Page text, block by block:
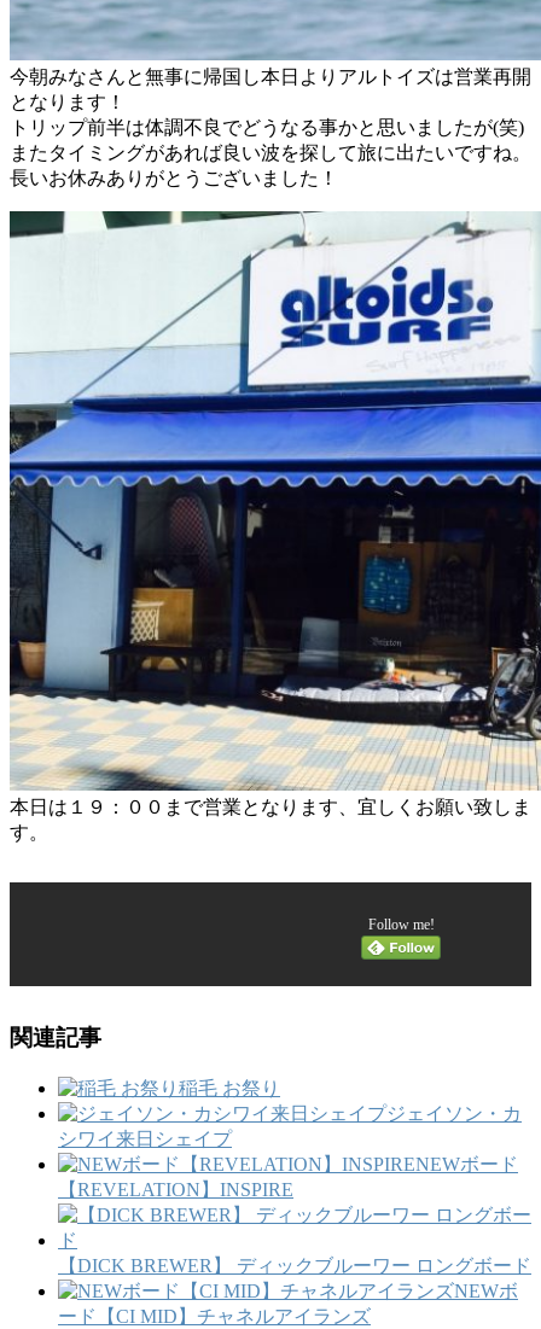
今朝みなさんと無事に帰国し本日よりアルトイズは営業再開
となります！
トリップ前半は体調不良でどうなる事かと思いましたが(笑)
またタイミングがあれば良い波を探して旅に出たいですね。
長いお休みありがとうございました！
本日は１９：００まで営業となります、宜しくお願い致しま
す。
Follow me!
関連記事
稲毛 お祭り
ジェイソン・カ
シワイ来日シェイプ
NEWボード
【REVELATION】INSPIRE
【DICK BREWER】 ディックブルーワー ロングボード
NEWボ
ード【CI MID】チャネルアイランズ